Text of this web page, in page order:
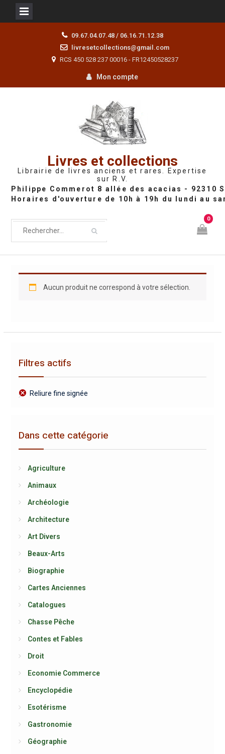
09.67.04.07.48 / 06.16.71.12.38
livresetcollections@gmail.com
RCS 450 528 237 00016 - FR12450528237
Mon compte
Livres et collections
Librairie de livres anciens et rares. Expertise
sur R.V.
0
Aucun produit ne correspond à votre sélection.
Filtres actifs
Reliure fine signée
Dans cette catégorie
Agriculture
Animaux
Archéologie
Architecture
Art Divers
Beaux-Arts
Biographie
Cartes Anciennes
Catalogues
Chasse Pêche
Contes et Fables
Droit
Economie Commerce
Encyclopédie
Esotérisme
Gastronomie
Géographie